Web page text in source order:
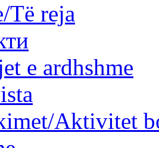
Të reja
e ardhshme
Aktivitet